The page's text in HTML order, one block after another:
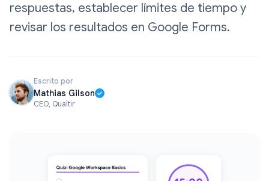
respuestas, establecer límites de tiempo y
revisar los resultados en Google Forms.
Escrito por
Mathias Gilson
CEO, Qualtir